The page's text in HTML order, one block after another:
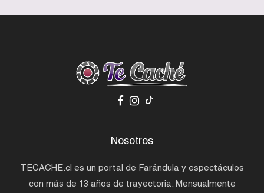
Nosotros
TECACHE.cl es un portal de Farándula y espectáculos
con más de 13 años de trayectoria. Mensualmente